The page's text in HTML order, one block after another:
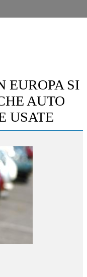
EUROPA SI
AUTO
USATE